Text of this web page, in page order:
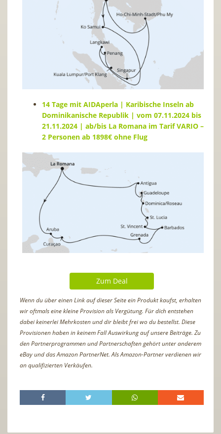
14 Tage mit AIDAperla | Karibische Inseln ab
Dominikanische Republik | vom 07.11.2024 bis
21.11.2024 | ab/bis La Romana im Tarif VARIO –
2 Personen ab 1898€ ohne Flug
Zum Deal
Wenn du über einen Link auf dieser Seite ein Produkt kaufst, erhalten
wir oftmals eine kleine Provision als Vergütung. Für dich entstehen
dabei keinerlei Mehrkosten und dir bleibt frei wo du bestellst. Diese
Provisionen haben in keinem Fall Auswirkung auf unsere Beiträge. Zu
den Partnerprogrammen und Partnerschaften gehört unter anderem
eBay und das Amazon PartnerNet. Als Amazon-Partner verdienen wir
an qualifizierten Verkäufen.